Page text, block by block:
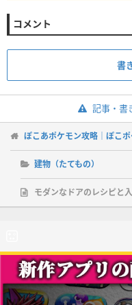
コメント
書
記事・書
ぽこあポケモン攻略｜ぽこポ
建物（たてもの）
モダンなドアのレシピと